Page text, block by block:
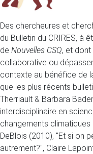
Des chercheures et
du Bulletin du CRIRES, à
de Nouvelles CSQ, et
collaborative ou
contexte au bénéfice de
que les plus récents
Therriault & Barbara
interdisciplinaire en
changements
DeBlois (2010), "Et si on
autrement?", Claire